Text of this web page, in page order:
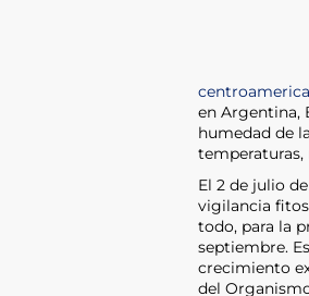
en Argentina,
humedad de
temperaturas,
El 2 de julio
vigilancia
todo, para la
septiembre.
crecimiento
del